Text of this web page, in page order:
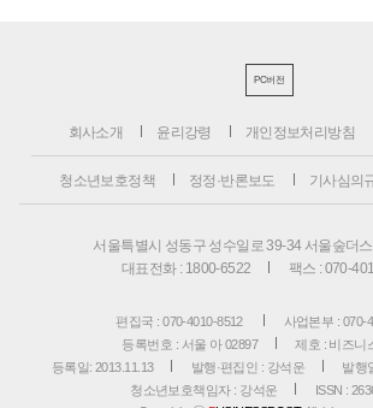
PC버전
회사소개 윤리강령 개인정보처리방침
청소년보호정책 정정·반론보도 기사심의
서울특별시 성동구 성수일로 39-34 서울숲더
대표전화 : 1800-6522
팩스 : 070-
편집국 : 070-4010-8512
사업본부 : 070-
등록번호 : 서울 아 02897
제호 : 비즈니
등록일: 2013.11.13
발행·편집인 : 강석운
발행
청소년보호책임자 : 강석운
ISSN :